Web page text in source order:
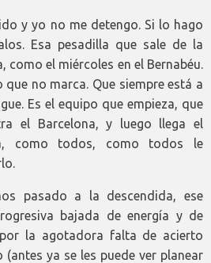
y yo no me detengo. Si lo hago
Esa pesadilla que sale de la
como el miércoles en el Bernabéu.
que no marca. Que siempre está a
Es el equipo que empieza, que
el Barcelona, y luego llega el
como todos, como todos le
pasado a la descendida, ese
bajada de energía y de
la agotadora falta de acierto
(antes ya se les puede ver planear